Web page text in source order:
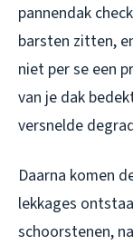
pannendak
barsten zitten,
niet per se een
van je dak
versnelde
Daarna komen
lekkages
schoorstenen,